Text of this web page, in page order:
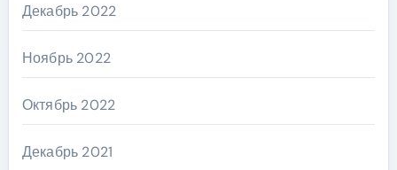
Декабрь 2022
Ноябрь 2022
Октябрь 2022
Декабрь 2021